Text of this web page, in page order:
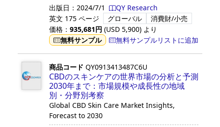
出版日： 2024/7/1
QY Research
英文 175 ページ グローバル
消費財/小売
価格： 935,681円 (USD 5,900) より
無料サンプル
無料サンプルリストに追加
商品コード QY0913413487C6U
CBDのスキンケアの世界市場の分析と予測
2030年まで：市場規模や成長性の地域
別・分野別考察
Global CBD Skin Care Market Insights,
Forecast to 2030